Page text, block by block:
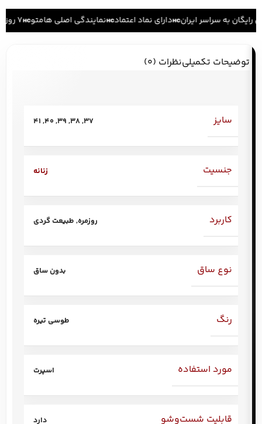
رایگان به سراسر ایران دارای نماد اعتماد نمایندگی اصلی هامتو ۷ روز ضمانت بازگشت کالا
توضیحات تکمیلینظرات (0)
سایز 37
,
38
,
39
,
40
,
41
جنسیت زنانه
کاربرد روزمره, طبیعت گردی
نوع ساق بدون ساق
رنگ طوسی تیره
مورد استفاده اسپرت
قابلیت شست‌وشو دارد